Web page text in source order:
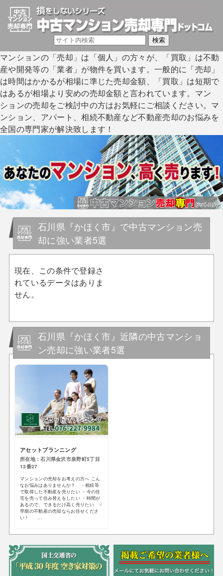
マンションの「売却」は「個人」の方々が、「買取」は不動
産や開発等の「業者」が物件を買います。一般的に「売却」
は時間はかかるが相場に準じた売却金額、「買取」は短期で
はあるが相場より安めの売却金額と言われています。マン
ションの売却をご検討中の方はお気軽にご相談ください。マ
ンション、アパート、相続不動産など不動産売却のお悩みを
全国の専門家が解決致します！
石川県『かほく市』で中古マンション売
却に強い業者5選
現在、この条件で登録さ
れているデータはありま
せん。
石川県『かほく市』近隣の中古マンショ
ン売却に強い業者5選
アセットプランニング
所在地：石川県金沢市泉野町5丁目
13番27
マンションの売却をお考えの方へ こん
なお悩みはありませんか？ ・相続等
で取得した不動産を売りたい ・今の住
宅を売って住み替えをしたい ・時間が
あるので、できるだけ高く売りたい ☟
早期の不動産の売却ならお任せくださ
い！ ...